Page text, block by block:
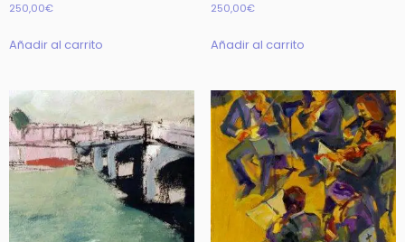
250,00€
Añadir al carrito
250,00€
Añadir al carrito